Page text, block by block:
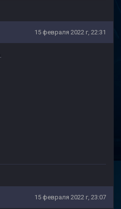
15 февраля 2022 г, 22:31
15 февраля 2022 г, 23:07